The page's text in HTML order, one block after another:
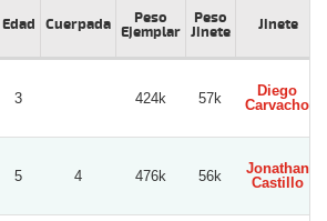
Edad Cuerpada
Peso
Ejemplar
Peso
Jinete
Jinete
3 424k 57k
Diego
Carvacho
5 4 476k 56k
Jonathan
Castillo